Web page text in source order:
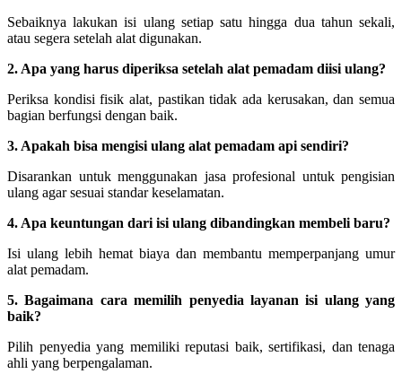
Sebaiknya lakukan isi ulang setiap satu hingga dua tahun sekali,
atau segera setelah alat digunakan.
2. Apa yang harus diperiksa setelah alat pemadam diisi ulang?
Periksa kondisi fisik alat, pastikan tidak ada kerusakan, dan semua
bagian berfungsi dengan baik.
3. Apakah bisa mengisi ulang alat pemadam api sendiri?
Disarankan untuk menggunakan jasa profesional untuk pengisian
ulang agar sesuai standar keselamatan.
4. Apa keuntungan dari isi ulang dibandingkan membeli baru?
Isi ulang lebih hemat biaya dan membantu memperpanjang umur
alat pemadam.
5. Bagaimana cara memilih penyedia layanan isi ulang yang
baik?
Pilih penyedia yang memiliki reputasi baik, sertifikasi, dan tenaga
ahli yang berpengalaman.